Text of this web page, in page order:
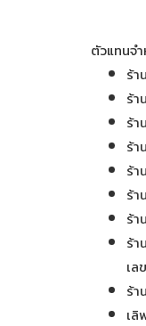
ตัวแทนจ
ร้
ร้า
ร้า
ร้า
ร้
ร้
ร้า
ร้า
เล
ร้
เ